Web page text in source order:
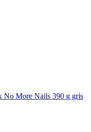
No More Nails 390 g gris